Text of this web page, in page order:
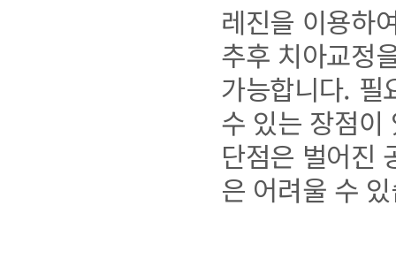
레진을 이용하
추후 치아교정
가능합니다. 필
수 있는 장점이
단점은 벌어진
은 어려울 수